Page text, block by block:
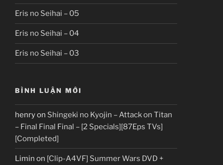
Eris no Seihai – 05
Eris no Seihai – 04
Eris no Seihai – 03
BÌNH LUẬN MỚI
henryon Shingeki no Kyojin – Attack on Titan
– Final Final Final – [2 Specials][87Eps TVs]
[Completed]
Limin on [Clip-A4VF] Summer Wars DVD +